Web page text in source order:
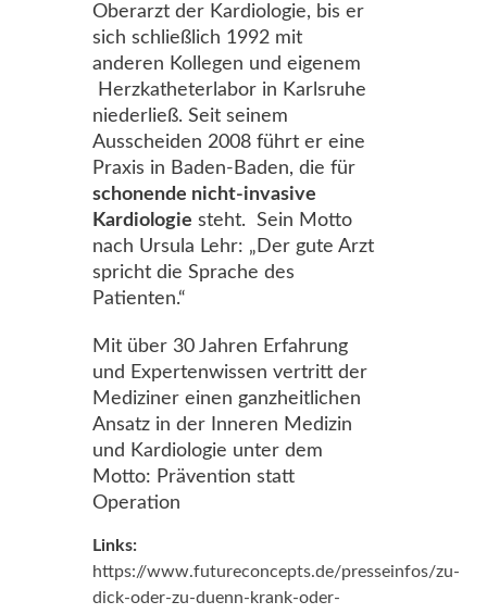
Oberarzt der Kardiologie, bis er
sich schließlich 1992 mit
anderen Kollegen und eigenem
Herzkatheterlabor in Karlsruhe
niederließ. Seit seinem
Ausscheiden 2008 führt er eine
Praxis in Baden-Baden, die für
schonende nicht-invasive
Kardiologie steht. Sein Motto
nach Ursula Lehr: „Der gute Arzt
spricht die Sprache des
Patienten.“
Mit über 30 Jahren Erfahrung
und Expertenwissen vertritt der
Mediziner einen ganzheitlichen
Ansatz in der Inneren Medizin
und Kardiologie unter dem
Motto: Prävention statt
Operation
Links:
https://www.futureconcepts.de/presseinfos/zu-
dick-oder-zu-duenn-krank-oder-